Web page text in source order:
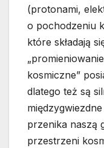
(protonami,
o pochodzeniu
które składają
kosmiczne”
dlatego też są
przenika naszą
przestrzeni